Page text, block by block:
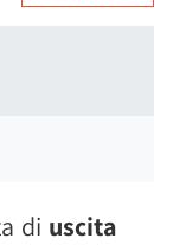
di uscita